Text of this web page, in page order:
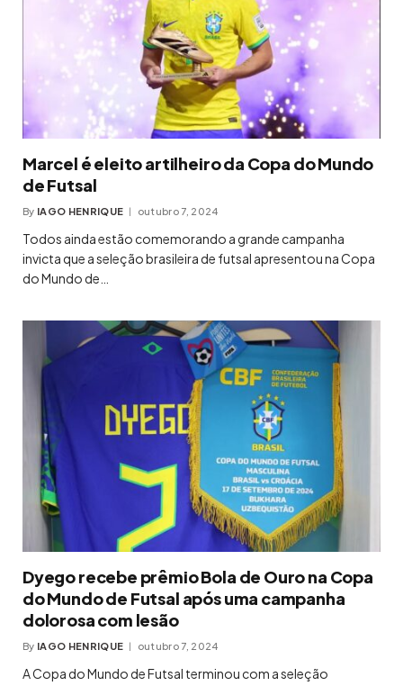
Marcel é eleito artilheiro da Copa do Mundo
de Futsal
By IAGO HENRIQUE outubro 7, 2024
Todos ainda estão comemorando a grande campanha
invicta que a seleção brasileira de futsal apresentou na Copa
do Mundo de…
Dyego recebe prêmio Bola de Ouro na Copa
do Mundo de Futsal após uma campanha
dolorosa com lesão
By IAGO HENRIQUE outubro 7, 2024
A Copa do Mundo de Futsal terminou com a seleção